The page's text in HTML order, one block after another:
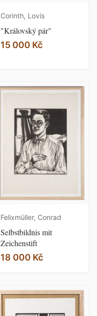
Corinth, Lovis
"Královský pár"
15 000 Kč
Felixmüller, Conrad
Selbstbildnis mit
Zeichenstift
18 000 Kč